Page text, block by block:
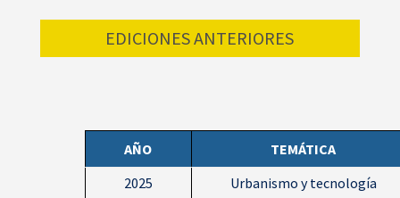
EDICIONES ANTERIORES
AÑO
TEMÁTICA
2025
Urbanismo y tecnología